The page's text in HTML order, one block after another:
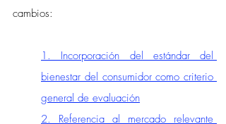
cambios:
1. Incorporación del estándar del
bienestar del consumidor como criterio
general de evaluación
2. Referencia al mercado relevante